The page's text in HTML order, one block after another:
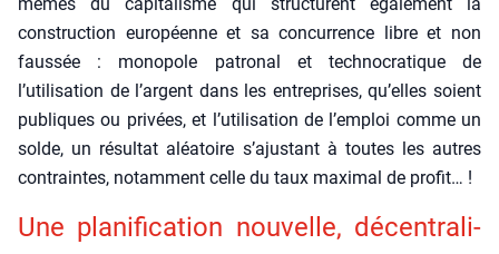
construc­tion euro­péenne et sa concur­rence libre et non
faus­sée : mono­pole patro­nal et tech­no­cra­tique de
l’utilisation de l’argent dans les entre­prises, qu’elles soient
publiques ou pri­vées, et l’utilisation de l’emploi comme un
solde, un résul­tat aléa­toire s’ajustant à toutes les autres
contraintes, notam­ment celle du taux maxi­mal de pro­fit… !
Une pla­ni­fi­ca­tion nou­velle, décen­tra­li­